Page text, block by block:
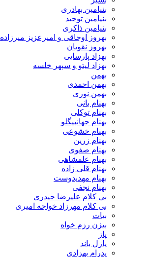
بنیامین بهادری
بنیامین توحید
بنیامین ذاکری
بهروز اوجاقی و امیرعزیز میرزاده
بهروز نقویان
بهزاد پارسایی
بهزاد لیتو و سپهر خلسه
بهمن
بهمن احمدی
بهمن نوری
بهنام بانی
بهنام توکلی
بهنام جهانبیگلو
بهنام خشوعی
بهنام زرین
بهنام صفوی
بهنام علمشاهی
بهنام قلی زاده
بهنام مهدیدوست
بهنام نجفی
بی کلام علیرضا حیدری
بی کلام مهرزاد خواجه امیری
بیات
بیژن رزم خواه
پاز
پازل باند
پدرام بهزادی